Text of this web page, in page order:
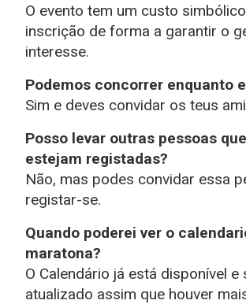
O evento tem um custo
inscrição de forma a garantir o
interesse.
Podemos concorrer enquanto
Sim e deves convidar os teus
Posso levar outras pessoas
estejam registadas?
Não, mas podes convidar essa
registar-se.
Quando poderei ver o
maratona?
O Calendário já está disponível e
atualizado assim que houver